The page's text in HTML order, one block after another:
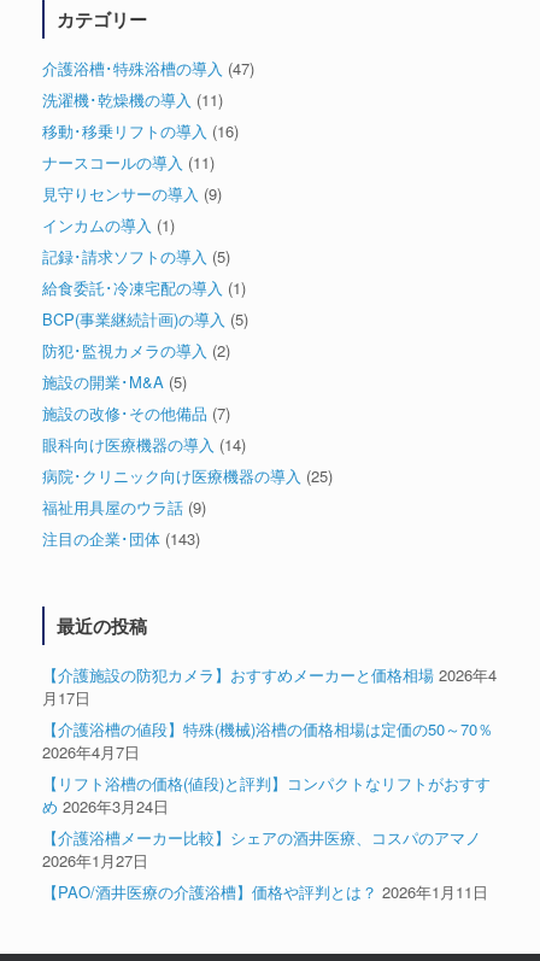
カテゴリー
介護浴槽･特殊浴槽の導入 (47)
洗濯機･乾燥機の導入 (11)
移動･移乗リフトの導入 (16)
ナースコールの導入 (11)
見守りセンサーの導入 (9)
インカムの導入 (1)
記録･請求ソフトの導入 (5)
給食委託･冷凍宅配の導入 (1)
BCP(事業継続計画)の導入 (5)
防犯･監視カメラの導入 (2)
施設の開業･M&A (5)
施設の改修･その他備品 (7)
眼科向け医療機器の導入 (14)
病院･クリニック向け医療機器の導入 (25)
福祉用具屋のウラ話 (9)
注目の企業･団体 (143)
最近の投稿
【介護施設の防犯カメラ】おすすめメーカーと価格相場 2026年4
月17日
【介護浴槽の値段】特殊(機械)浴槽の価格相場は定価の50～70％
2026年4月7日
【リフト浴槽の価格(値段)と評判】コンパクトなリフトがおすす
め 2026年3月24日
【介護浴槽メーカー比較】シェアの酒井医療、コスパのアマノ
2026年1月27日
【PAO/酒井医療の介護浴槽】価格や評判とは？ 2026年1月11日